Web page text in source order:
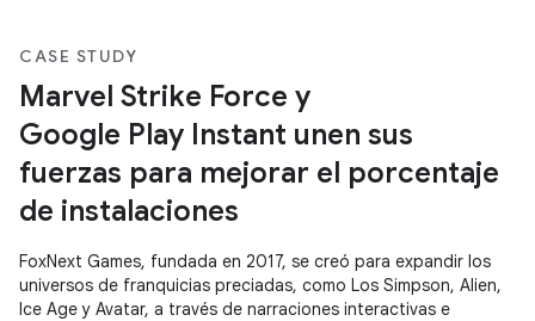
CASE STUDY
Marvel Strike Force y
Google Play Instant unen sus
fuerzas para mejorar el porcentaje
de instalaciones
FoxNext Games, fundada en 2017, se creó para expandir los
universos de franquicias preciadas, como Los Simpson, Alien,
Ice Age y Avatar, a través de narraciones interactivas e